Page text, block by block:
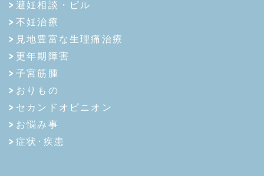
避妊相談・ピル
不妊治療
見地豊富な生理痛治療
更年期障害
子宮筋腫
おりもの
セカンドオピニオン
お悩み事
症状･疾患